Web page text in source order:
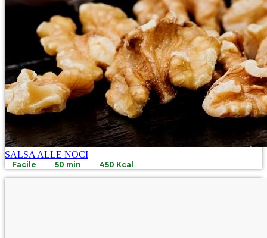
SALSA ALLE NOCI
Facile 50 min 450 Kcal